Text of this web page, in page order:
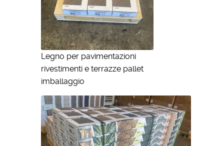
Legno per pavimentazioni
rivestimenti e terrazze pallet
imballaggio